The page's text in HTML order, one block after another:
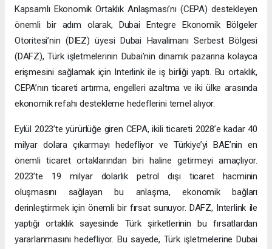
Kapsamlı Ekonomik Ortaklık Anlaşması’nı (CEPA) destekleyen
önemli bir adım olarak, Dubai Entegre Ekonomik Bölgeler
Otoritesi’nin (DIEZ) üyesi Dubai Havalimanı Serbest Bölgesi
(DAFZ), Türk işletmelerinin Dubai’nin dinamik pazarına kolayca
erişmesini sağlamak için Interlink ile iş birliği yaptı. Bu ortaklık,
CEPA’nın ticareti artırma, engelleri azaltma ve iki ülke arasında
ekonomik refahı destekleme hedeflerini temel alıyor.
Eylül 2023’te yürürlüğe giren CEPA, ikili ticareti 2028’e kadar 40
milyar dolara çıkarmayı hedefliyor ve Türkiye’yi BAE’nin en
önemli ticaret ortaklarından biri haline getirmeyi amaçlıyor.
2023’te 19 milyar dolarlık petrol dışı ticaret hacminin
oluşmasını sağlayan bu anlaşma, ekonomik bağları
derinleştirmek için önemli bir fırsat sunuyor. DAFZ, Interlink ile
yaptığı ortaklık sayesinde Türk şirketlerinin bu fırsatlardan
yararlanmasını hedefliyor. Bu sayede, Türk işletmelerine Dubai